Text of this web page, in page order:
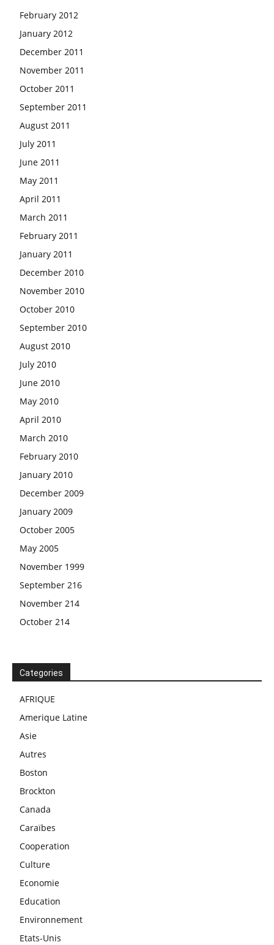
February 2012
January 2012
December 2011
November 2011
October 2011
September 2011
August 2011
July 2011
June 2011
May 2011
April 2011
March 2011
February 2011
January 2011
December 2010
November 2010
October 2010
September 2010
August 2010
July 2010
June 2010
May 2010
April 2010
March 2010
February 2010
January 2010
December 2009
January 2009
October 2005
May 2005
November 1999
September 216
November 214
October 214
Categories
AFRIQUE
Amerique Latine
Asie
Autres
Boston
Brockton
Canada
Caraïbes
Cooperation
Culture
Economie
Education
Environnement
Etats-Unis